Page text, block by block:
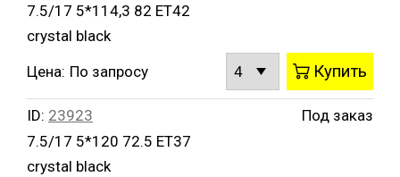
7.5/17 5*114,3 82 ET42
crystal black
Цена: По запросу Купить
ID: 23923
7.5/17 5*120 72.5 ET37
crystal black
Под заказ